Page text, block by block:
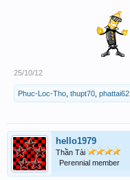
25/10/12
Phuc-Loc-Tho thupt70 phattai62
hello1979
Thần Tài
Perennial member